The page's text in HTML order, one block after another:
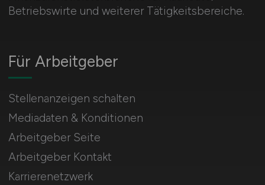
Betriebswirte und weiterer Tätigkeitsbereiche.
Für Arbeitgeber
Stellenanzeigen schalten
Mediadaten & Konditionen
Arbeitgeber Seite
Arbeitgeber Kontakt
Karrierenetzwerk